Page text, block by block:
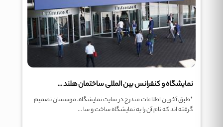
نمایشگاه و کنفرانس بین المللی ساختمان هلند Building Holland
*طبق آخرین اطلاعات مندرج در سایت نمایشگاه، موسسان تصمیم
گرفته اند که نام آن را به نمایشگاه ساخت و سا ...